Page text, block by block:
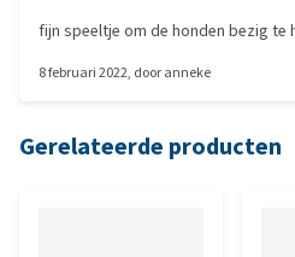
fijn speeltje om de honden bezig te
8 februari 2022, dooranneke
Gerelateerde producten